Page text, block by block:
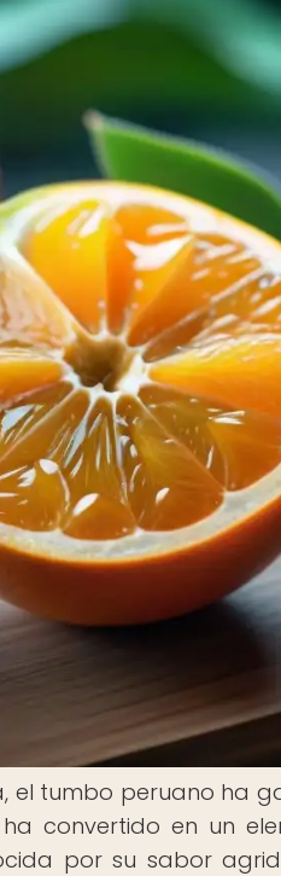
el tumbo peruano ha
convertido en un
por su sabor